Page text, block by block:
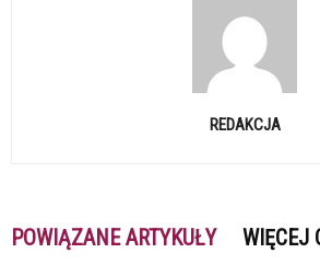
REDAKCJA
POWIĄZANE ARTYKUŁY WIĘCEJ